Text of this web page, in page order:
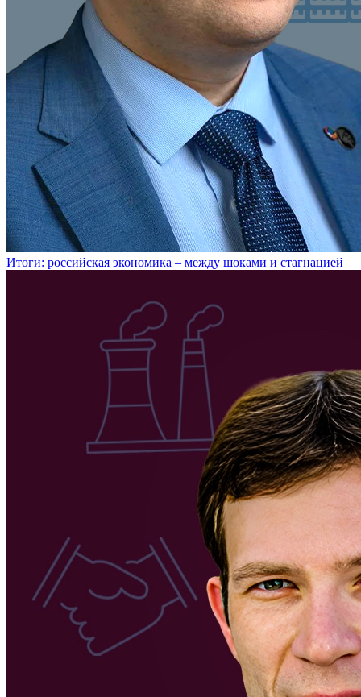
Итоги: российская экономика – между шоками и стагнацией